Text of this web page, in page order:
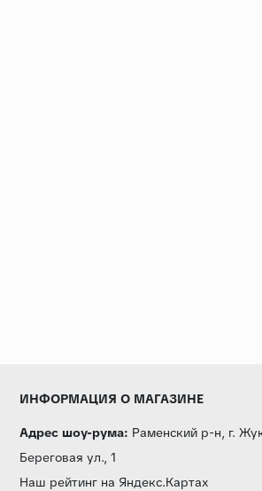
ИНФОРМАЦИЯ О МАГАЗИНЕ
Адрес шоу-рума: Раменский р-н, г.
Береговая ул., 1
Наш рейтинг на Яндекс.Картах